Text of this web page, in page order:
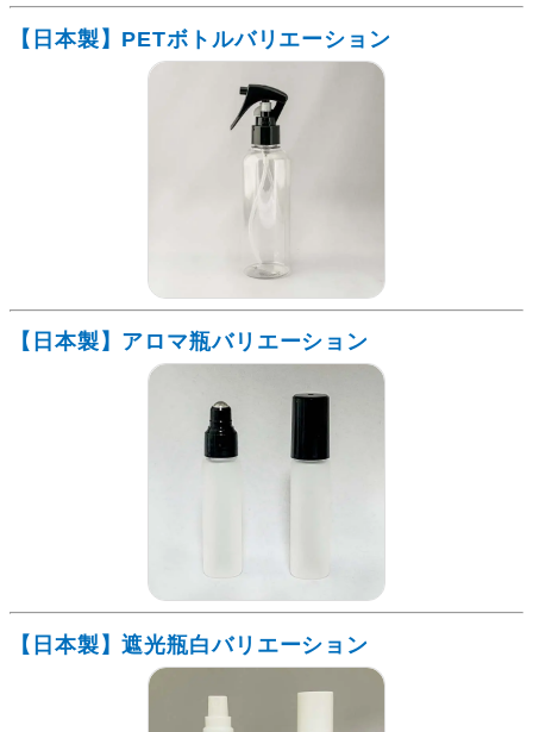
【日本製】PETボトルバリエーション
【日本製】アロマ瓶バリエーション
【日本製】遮光瓶白バリエーション